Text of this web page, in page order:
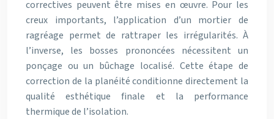
correctives peuvent être mises en œuvre. Pour les
creux importants, l’application d’un mortier de
ragréage permet de rattraper les irrégularités. À
l’inverse, les bosses prononcées nécessitent un
ponçage ou un bûchage localisé. Cette étape de
correction de la planéité conditionne directement la
qualité esthétique finale et la performance
thermique de l’isolation.